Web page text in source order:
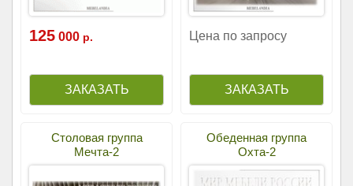
125 000 р. Цена по запросу
Столовая группа
Мечта-2
Обеденная группа
Охта-2